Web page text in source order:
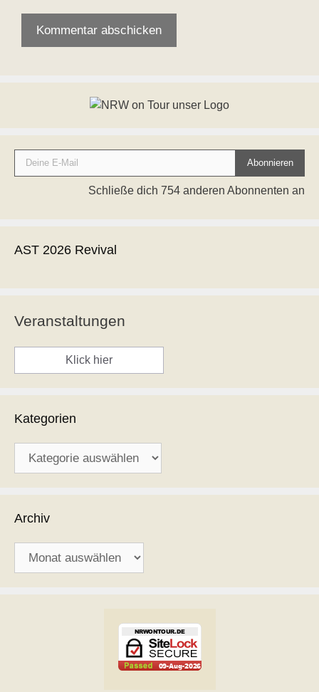
Deine E-Mail
Abonnieren
Schließe dich 754 anderen Abonnenten an
AST 2026 Revival
Veranstaltungen
Klick hier
Kategorien
Archiv